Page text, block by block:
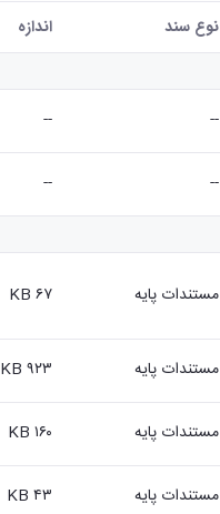
نوع سند اندازه
--
--
--
--
مستندات پایه ۶۷ KB
مستندات پایه ۹۲۳ KB
مستندات پایه ۱۶۰ KB
مستندات پایه ۴۳ KB